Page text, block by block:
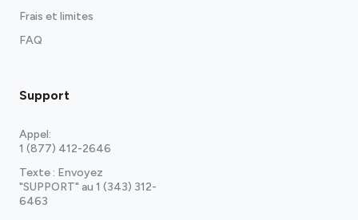
Frais et limites
FAQ
Support
Appel:
1 (877) 412-2646
Texte : Envoyez
"SUPPORT" au 1 (343) 312-
6463